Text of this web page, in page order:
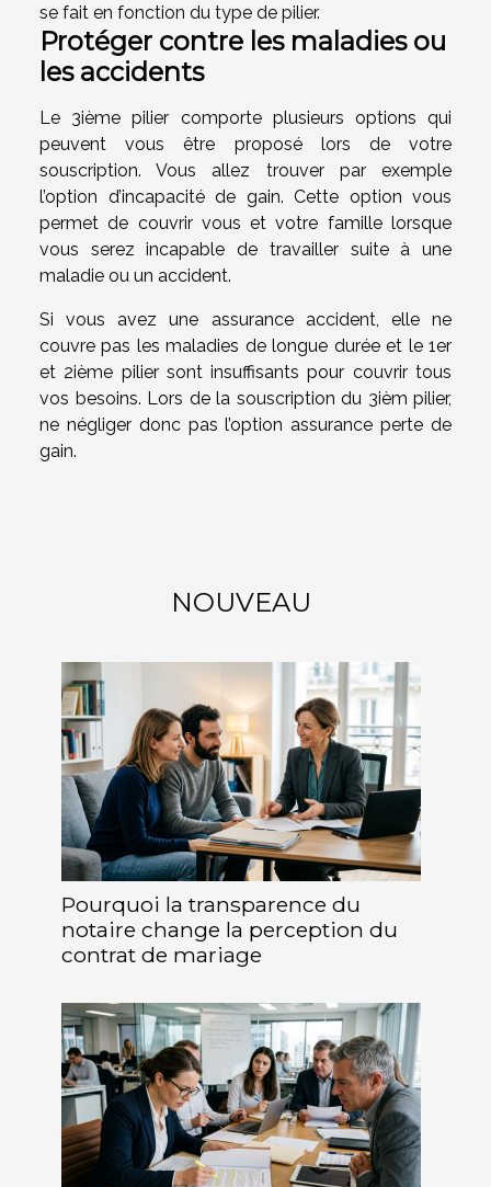
se fait en fonction du type de pilier.
Protéger contre les maladies ou
les accidents
Le 3ième pilier comporte plusieurs options qui
peuvent vous être proposé lors de votre
souscription. Vous allez trouver par exemple
l’option d’incapacité de gain. Cette option vous
permet de couvrir vous et votre famille lorsque
vous serez incapable de travailler suite à une
maladie ou un accident.
Si vous avez une assurance accident, elle ne
couvre pas les maladies de longue durée et le 1er
et 2ième pilier sont insuffisants pour couvrir tous
vos besoins. Lors de la souscription du 3ièm pilier,
ne négliger donc pas l’option assurance perte de
gain.
NOUVEAU
Pourquoi la transparence du
notaire change la perception du
contrat de mariage